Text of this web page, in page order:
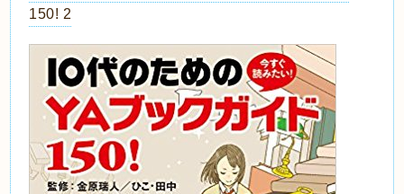
150! 2